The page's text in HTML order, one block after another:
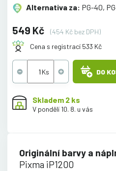
Alternativa za: PG-40,
549 Kč
(454 Kč bez DPH)
Cena s registrací 533 Kč
DO
Skladem 2 ks
V pondělí 10. 8. u vás
Originální barvy a
Pixma iP1200